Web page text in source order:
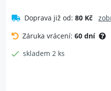
Doprava již od: 80 Kč
Záruka vrácení: 60 dní
skladem 2 ks